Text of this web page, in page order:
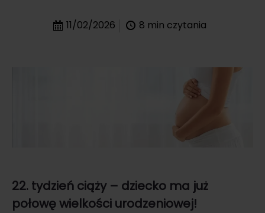
11/02/2026 8 min czytania
22. tydzień ciąży – dziecko ma już
połowę wielkości urodzeniowej!